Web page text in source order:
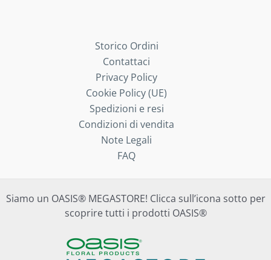
Storico Ordini
Contattaci
Privacy Policy
Cookie Policy (UE)
Spedizioni e resi
Condizioni di vendita
Note Legali
FAQ
Siamo un OASIS® MEGASTORE! Clicca sull’icona sotto per
scoprire tutti i prodotti OASIS®